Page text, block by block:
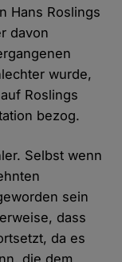
Hans Roslings
davon
wurde,
Roslings
bezog.
Selbst wenn
sein
dass
da es
die dem